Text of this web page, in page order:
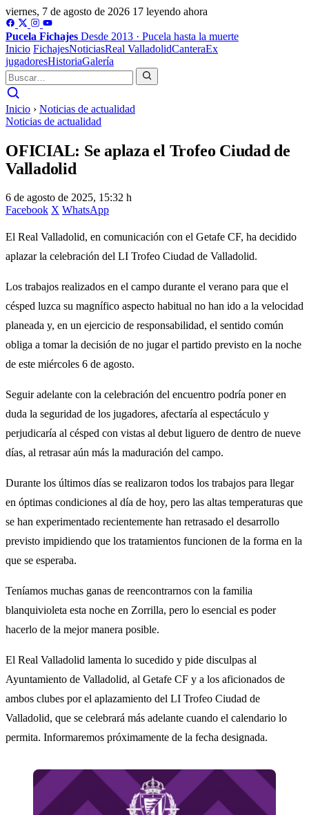
viernes, 7 de agosto de 2026 17 leyendo ahora
Pucela Fichajes Desde 2013 · Pucela hasta la muerte
Inicio FichajesNoticiasReal ValladolidCanteraEx
jugadoresHistoriaGalería
Inicio › Noticias de actualidad
Noticias de actualidad
OFICIAL: Se aplaza el Trofeo Ciudad de
Valladolid
6 de agosto de 2025, 15:32 h
Facebook X WhatsApp
El Real Valladolid, en comunicación con el Getafe CF, ha decidido
aplazar la celebración del LI Trofeo Ciudad de Valladolid.
Los trabajos realizados en el campo durante el verano para que el
césped luzca su magnífico aspecto habitual no han ido a la velocidad
planeada y, en un ejercicio de responsabilidad, el sentido común
obliga a tomar la decisión de no jugar el partido previsto en la noche
de este miércoles 6 de agosto.
Seguir adelante con la celebración del encuentro podría poner en
duda la seguridad de los jugadores, afectaría al espectáculo y
perjudicaría al césped con vistas al debut liguero de dentro de nueve
días, al retrasar aún más la maduración del campo.
Durante los últimos días se realizaron todos los trabajos para llegar
en óptimas condiciones al día de hoy, pero las altas temperaturas que
se han experimentado recientemente han retrasado el desarrollo
previsto impidiendo que los tratamientos funcionen de la forma en la
que se esperaba.
Teníamos muchas ganas de reencontrarnos con la familia
blanquivioleta esta noche en Zorrilla, pero lo esencial es poder
hacerlo de la mejor manera posible.
El Real Valladolid lamenta lo sucedido y pide disculpas al
Ayuntamiento de Valladolid, al Getafe CF y a los aficionados de
ambos clubes por el aplazamiento del LI Trofeo Ciudad de
Valladolid, que se celebrará más adelante cuando el calendario lo
permita. Informaremos próximamente de la fecha designada.